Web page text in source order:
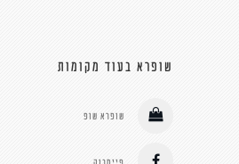
שופרא בעוד מקומות
שופרא שופ